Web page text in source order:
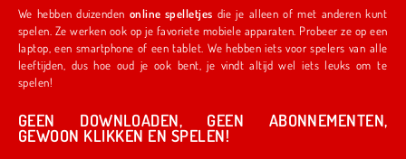
We hebben duizenden online spelletjes die je alleen of met anderen kunt
spelen. Ze werken ook op je favoriete mobiele apparaten. Probeer ze op een
laptop, een smartphone of een tablet. We hebben iets voor spelers van alle
leeftijden, dus hoe oud je ook bent, je vindt altijd wel iets leuks om te
spelen!
GEEN DOWNLOADEN, GEEN ABONNEMENTEN,
GEWOON KLIKKEN EN SPELEN!